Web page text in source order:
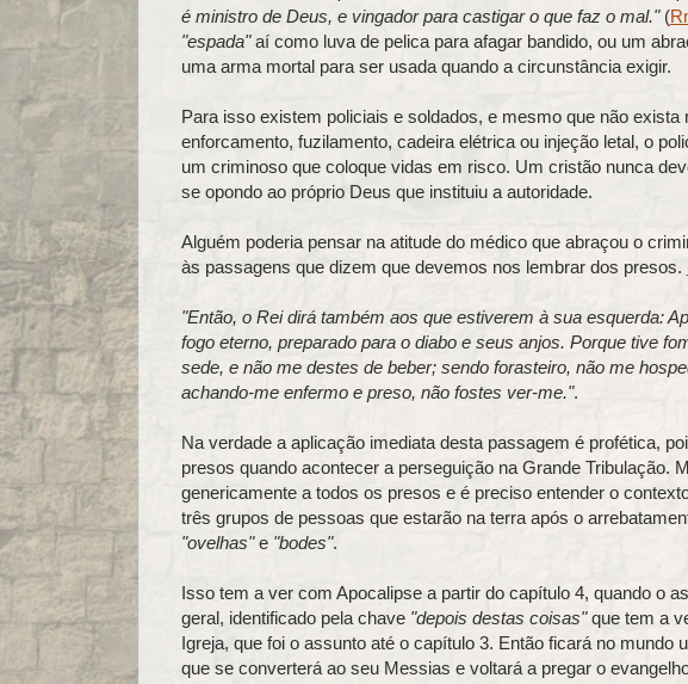
é ministro de Deus, e vingador para castigar o que faz o mal."(
"espada"aí como luva de pelica para afagar bandido, ou um
uma arma mortal para ser usada quando a circunstância exigir.
Para isso existem policiais e soldados, e mesmo que não exista
enforcamento, fuzilamento, cadeira elétrica ou injeção letal, o
um criminoso que coloque vidas em risco. Um cristão nunca
se opondo ao próprio Deus que instituiu a autoridade.
Alguém poderia pensar na atitude do médico que abraçou o
às passagens que dizem que devemos nos lembrar dos presos.
"Então, o Rei dirá também aos que estiverem à sua esquerda:
fogo eterno, preparado para o diabo e seus anjos. Porque tive
sede, e não me destes de beber; sendo forasteiro, não me
achando-me enfermo e preso, não fostes ver-me.".
Na verdade a aplicação imediata desta passagem é profética,
presos quando acontecer a perseguição na Grande Tribulação.
genericamente a todos os presos e é preciso entender o
três grupos de pessoas que estarão na terra após o
"ovelhas"e "bodes".
Isso tem a ver com Apocalipse a partir do capítulo 4, quando o
geral, identificado pela chave "depois destas coisas"que tem a
Igreja, que foi o assunto até o capítulo 3. Então ficará no mundo
que se converterá ao seu Messias e voltará a pregar o